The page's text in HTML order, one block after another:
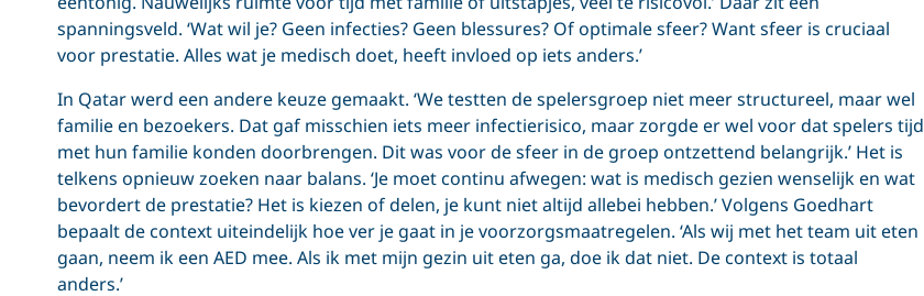
spanningsveld. ‘Wat wil je? Geen infecties? Geen blessures? Of optimale sfeer? Want sfeer is cruciaal
voor prestatie. Alles wat je medisch doet, heeft invloed op iets anders.’
In Qatar werd een andere keuze gemaakt. ‘We testten de spelersgroep niet meer structureel, maar wel
familie en bezoekers. Dat gaf misschien iets meer infectierisico, maar zorgde er wel voor dat spelers tijd
met hun familie konden doorbrengen. Dit was voor de sfeer in de groep ontzettend belangrijk.’ Het is
telkens opnieuw zoeken naar balans. ‘Je moet continu afwegen: wat is medisch gezien wenselijk en wat
bevordert de prestatie? Het is kiezen of delen, je kunt niet altijd allebei hebben.’ Volgens Goedhart
bepaalt de context uiteindelijk hoe ver je gaat in je voorzorgsmaatregelen. ‘Als wij met het team uit eten
gaan, neem ik een AED mee. Als ik met mijn gezin uit eten ga, doe ik dat niet. De context is totaal
anders.’